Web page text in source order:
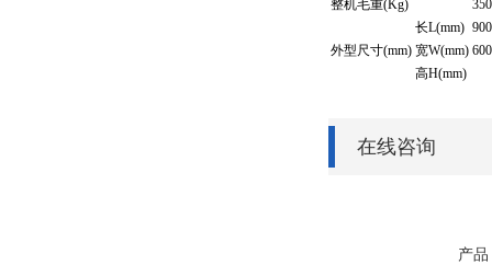
整机毛重(Kg) 350
外型尺寸(mm)
长L(mm) 900
宽W(mm) 600
高H(mm)
在线咨询
产品